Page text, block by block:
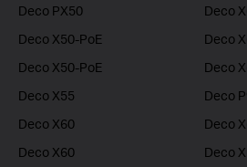
Deco PX50
Deco
Deco X50-PoE
Deco
Deco X50-PoE
Deco
Deco X55
Deco
Deco X60
Deco
Deco X60
Deco